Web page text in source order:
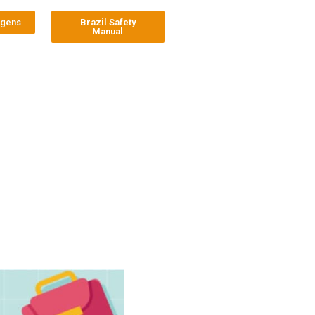
Brazil Safety
Manual